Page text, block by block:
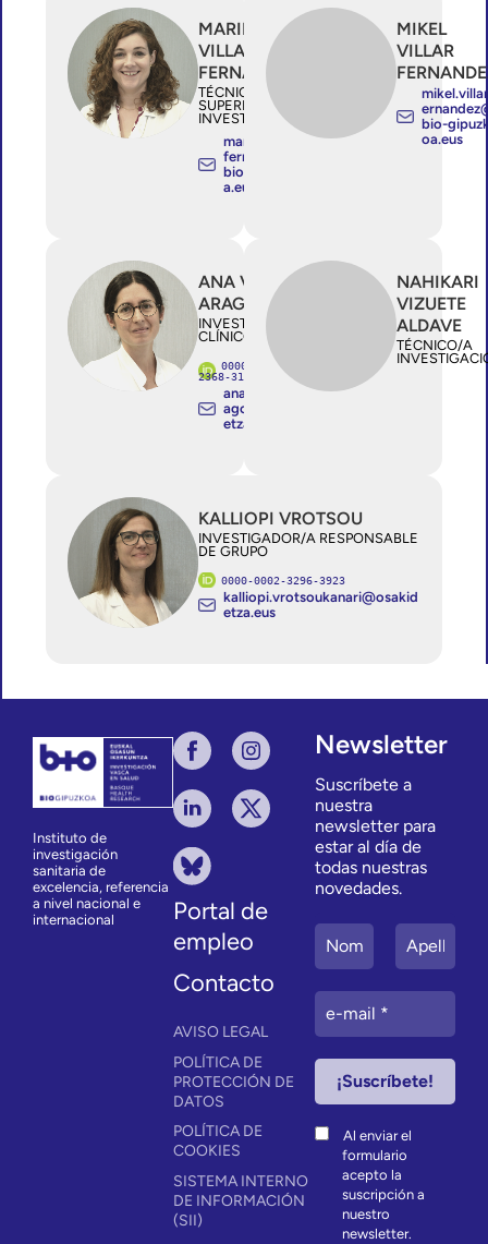
MARINA
VILLAR
FERNANDEZ
TÉCNICO/A
SUPERIOR
INVESTIGACIÓN
marina.villar
fernandez@
bio-gipuzko
a.eus
MIKEL
VILLAR
bio-
oa.eus
ANA VINAGRE
ARAGON
INVESTIGADOR/A
CLÍNICO ESTABLE
0000-0002-
2368-3196
ana.vinagrear
agon@osakid
etza.eus
NAHIKARI
VIZUETE
ALDAVE
TÉCNICO/A
KALLIOPI VROTSOU
INVESTIGADOR/A RESPONSABLE
DE GRUPO
0000-0002-3296-3923
kalliopi.vrotsoukanari@osakid
etza.eus
Instituto de
investigación
sanitaria de
excelencia, referencia
a nivel nacional e
internacional
Portal de
empleo
Contacto
AVISO LEGAL
POLÍTICA DE
PROTECCIÓN DE
DATOS
POLÍTICA DE
COOKIES
SISTEMA INTERNO
DE INFORMACIÓN
(SII)
Newsletter
Suscríbete a
nuestra
newsletter para
estar al día de
todas nuestras
novedades.
Al enviar el
formulario
acepto la
suscripción a
nuestro
newsletter.